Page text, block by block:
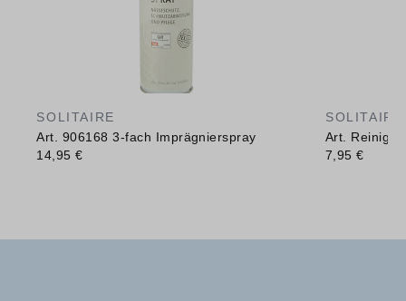
SOLITAIRE
Art. 906168 3-fach Imprägnierspray
14,95 €
SOLITAIRE
Art.
7,95 €